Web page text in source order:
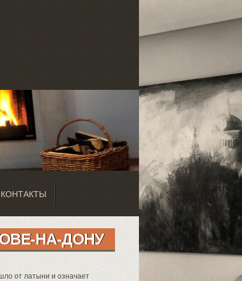
КОНТАКТЫ
НА-ДОНУ
от латыни и означает